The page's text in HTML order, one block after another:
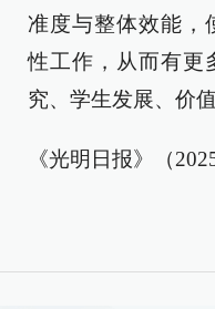
准度与整体效能，
性工作，从而有更
究、学生发展、价值
《光明日报》（